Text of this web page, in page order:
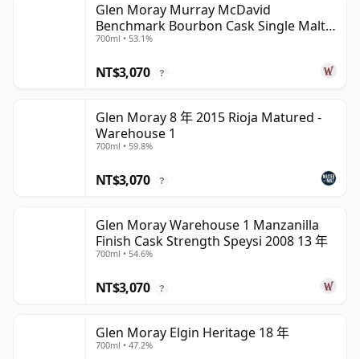
Glen Moray Murray McDavid
Benchmark Bourbon Cask Single Malt
2007 17 年
700ml • 53.1%
NT$3,070 ?
Glen Moray 8 年 2015 Rioja Matured -
Warehouse 1
700ml • 59.8%
NT$3,070 ?
Glen Moray Warehouse 1 Manzanilla
Finish Cask Strength Speysi 2008 13 年
700ml • 54.6%
NT$3,070 ?
Glen Moray Elgin Heritage 18 年
700ml • 47.2%